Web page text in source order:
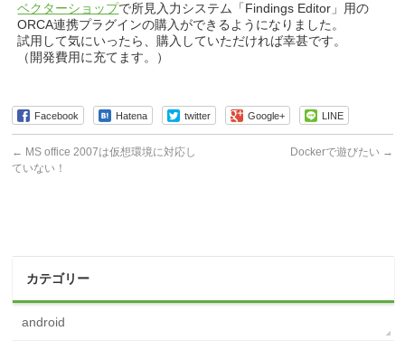
ベクターショップで所見入力システム「Findings Editor」用の
ORCA連携プラグインの購入ができるようになりました。
試用して気にいったら、購入していただければ幸甚です。
（開発費用に充てます。）
Facebook Hatena twitter Google+ LINE
← MS office 2007は仮想環境に対応し
ていない！
Dockerで遊びたい →
カテゴリー
android